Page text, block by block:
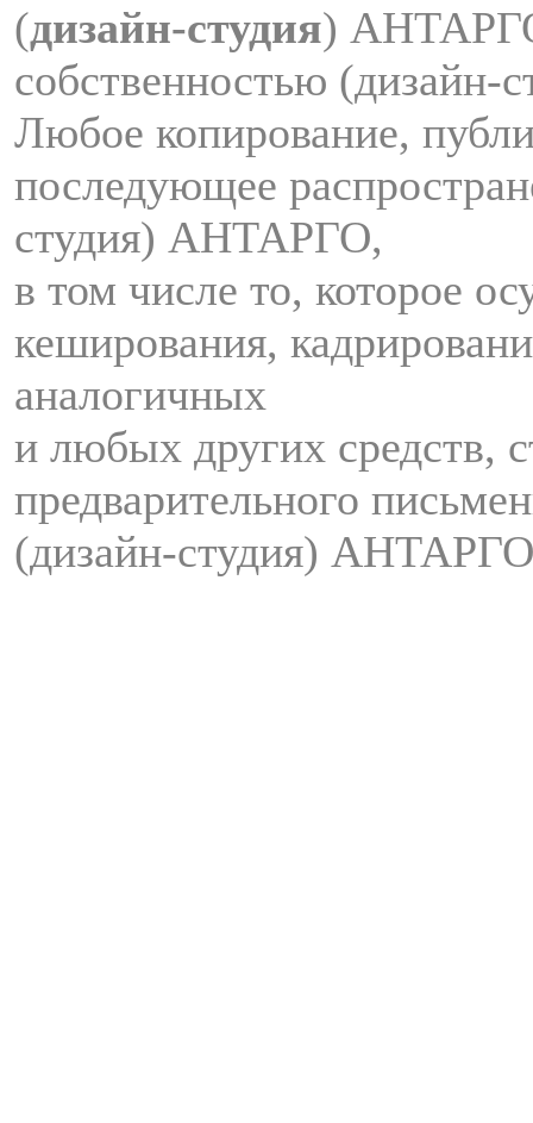
(дизайн-студия)
собственностью
Любое копирование,
последующее
студия) АНТАРГО,
в том числе то, которое
кеширования,
аналогичных
и любых других средств,
предварительного
(дизайн-студия)